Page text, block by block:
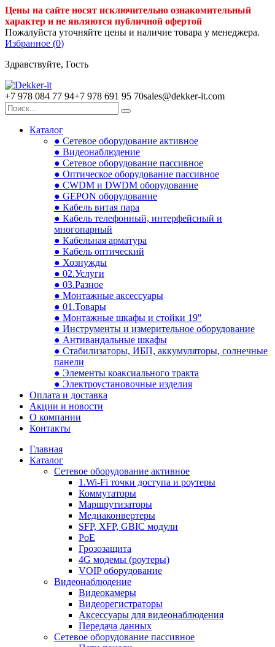
Цены на сайте носят исключительно ознакомительный
характер и не являются публичной офертой
Пожалуйста уточняйте цены и наличие товара у менеджера.
Избранное (0)
Здравствуйте, Гость
+7 978 084 77 94+7 978 691 95 70sales@dekker-it.com
Каталог
● Сетевое оборудование активное
● Видеонаблюдение
● Сетевое оборудование пассивное
● Оптическое оборудование пассивное
● CWDM и DWDM оборудование
● GEPON оборудование
● Кабель витая пара
● Кабель телефонный, интерфейсный и
многопарный
● Кабельная арматура
● Кабель оптический
● Хознужды
● 02.Услуги
● 03.Разное
● Монтажные аксессуары
● 01.Товары
● Монтажные шкафы и стойки 19"
● Инструменты и измерительное оборудование
● Антивандальные шкафы
● Стабилизаторы, ИБП, аккумуляторы, солнечные
панели
● Элементы коаксиального тракта
● Электроустановочные изделия
Оплата и доставка
Акции и новости
О компании
Контакты
Главная
Каталог
Сетевое оборудование активное
1.Wi-Fi точки доступа и роутеры
Коммутаторы
Маршрутизаторы
Медиаконвертеры
SFP, XFP, GBIC модули
PoE
Грозозащита
4G модемы (роутеры)
VOIP оборудование
Видеонаблюдение
Видеокамеры
Видеорегистраторы
Аксессуары для видеонаблюдения
Передача данных
Сетевое оборудование пассивное